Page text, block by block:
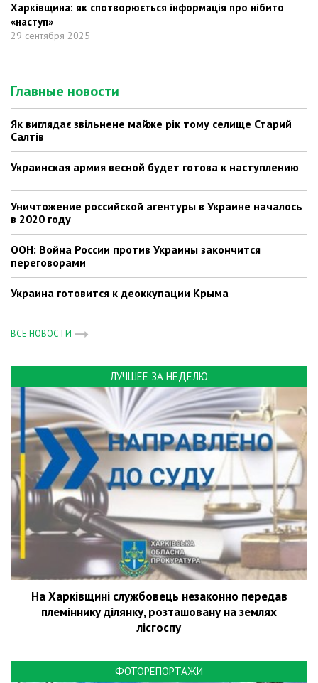
Харківщина: як спотворюється інформація про нібито
«наступ»
29 сентября 2025
Главные новости
Як виглядає звільнене майже рік тому селище Старий
Салтів
Украинская армия весной будет готова к наступлению
Уничтожение российской агентуры в Украине началось
в 2020 году
ООН: Война России против Украины закончится
переговорами
Украина готовится к деоккупации Крыма
ВСЕ НОВОСТИ
ЛУЧШЕЕ ЗА НЕДЕЛЮ
На Харківщині службовець незаконно передав
племіннику ділянку, розташовану на землях
лісгоспу
ФОТОРЕПОРТАЖИ